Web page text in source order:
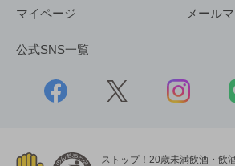
マイページ メール
公式SNS一覧
ストップ！20歳未満飲酒・飲